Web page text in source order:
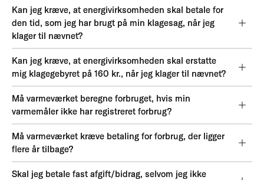
Kan jeg kræve, at energivirksomheden skal betale for
den tid, som jeg har brugt på min klagesag, når jeg
klager til nævnet?
Kan jeg kræve, at energivirksomheden skal erstatte
mig klagegebyret på 160 kr., når jeg klager til nævnet?
Må varmeværket beregne forbruget, hvis min
varmemåler ikke har registreret forbrug?
Må varmeværket kræve betaling for forbrug, der ligger
flere år tilbage?
Skal jeg betale fast afgift/bidrag, selvom jeg ikke